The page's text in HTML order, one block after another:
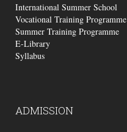
International Summer School
Vocational Training Programme
Summer Training Programme
E-Library
Syllabus
ADMISSION